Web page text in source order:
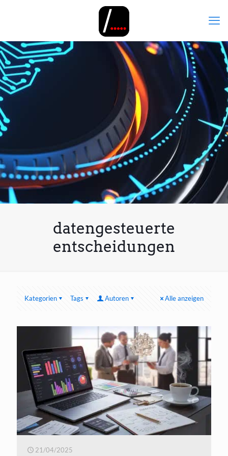
datengesteuerte
entscheidungen
Kategorien Tags Autoren Alle anzeigen
21/04/2025